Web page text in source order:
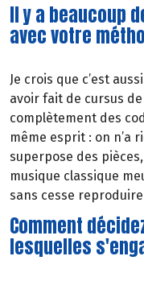
Il y a beaucoup
avec votre
Je crois que c’est
avoir fait de cursus
complètement des
même esprit : on n’a
superpose des
musique classique
sans cesse
Comment
lesquelles